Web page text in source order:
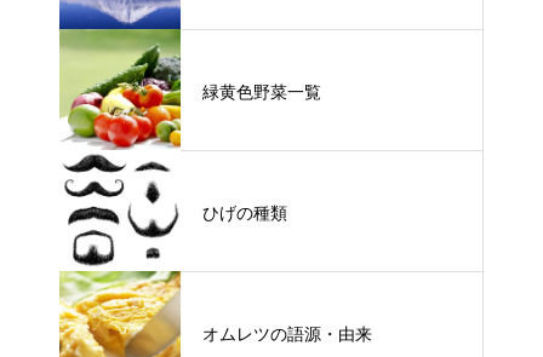
緑黄色野菜一覧
ひげの種類
オムレツの語源・由来